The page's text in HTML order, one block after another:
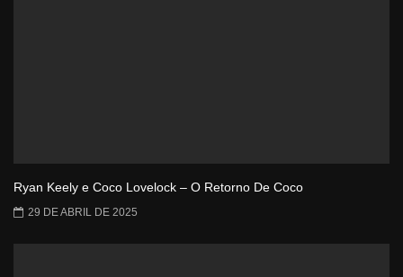
Ryan Keely e Coco Lovelock – O Retorno De Coco
29 DE ABRIL DE 2025